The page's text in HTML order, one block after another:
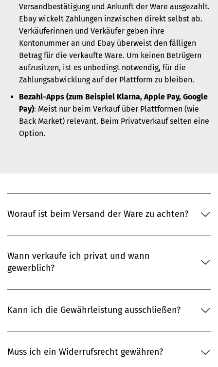
Versandbestätigung und Ankunft der Ware ausgezahlt.
Ebay wickelt Zahlungen inzwischen direkt selbst ab.
Verkäuferinnen und Verkäufer geben ihre
Kontonummer an und Ebay überweist den fälligen
Betrag für die verkaufte Ware. Um keinen Betrügern
aufzusitzen, ist es unbedingt notwendig, für die
Zahlungsabwicklung auf der Plattform zu bleiben.
Bezahl-Apps (zum Beispiel Klarna, Apple Pay, Google
Pay): Meist nur beim Verkauf über Plattformen (wie
Back Market) relevant. Beim Privatverkauf selten eine
Option.
Worauf ist beim Versand der Ware zu achten?
Wann verkaufe ich privat und wann
gewerblich?
Kann ich die Gewährleistung ausschließen?
Muss ich ein Widerrufsrecht gewähren?